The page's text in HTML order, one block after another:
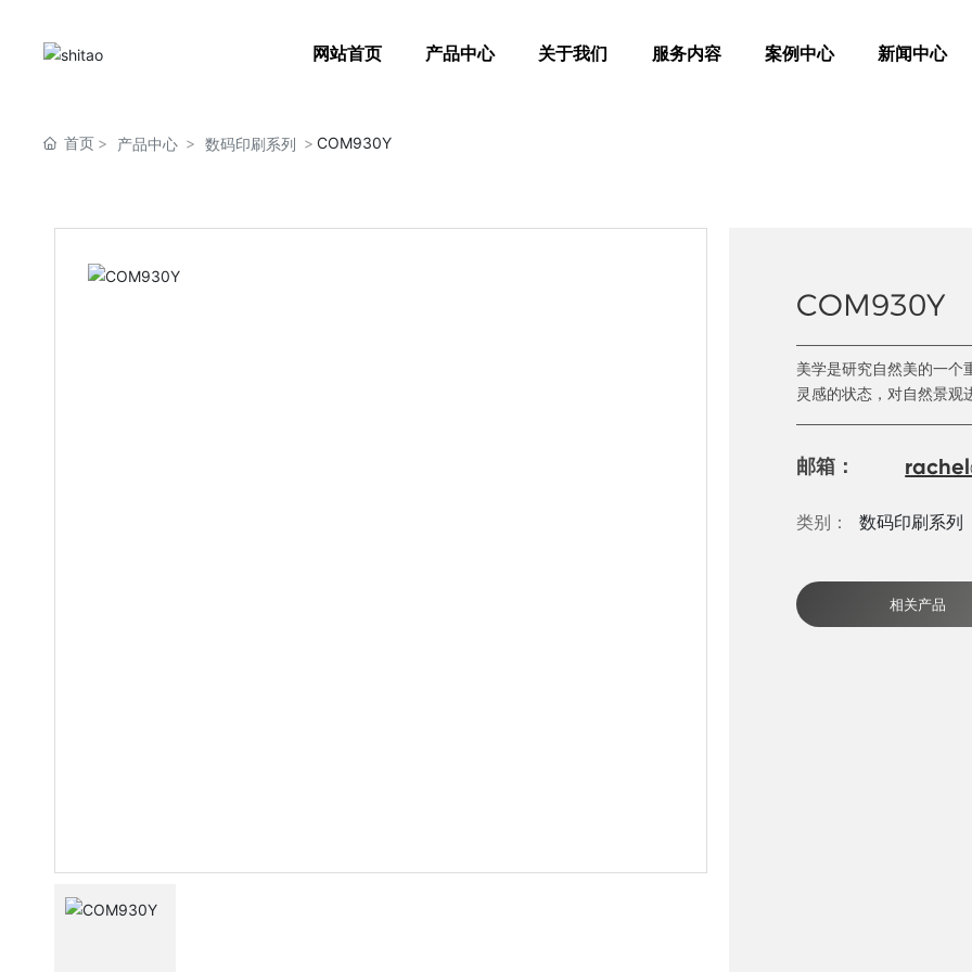
网站首页 产品中心 关于我们 服务内容 案例中心 新闻中心
首页 产品中心 数码印刷系列 COM930Y
COM930Y
美学是研究自然美的一个
灵感的状态，对自然景观
邮箱：
类别： 数码印刷系列
相关产品